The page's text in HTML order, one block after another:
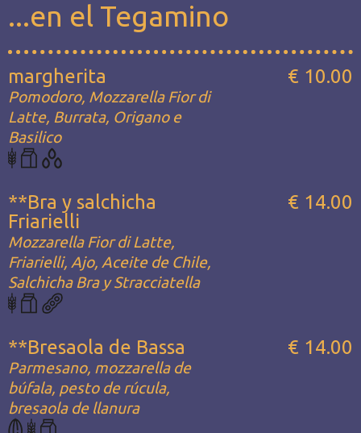
...en el Tegamino
margherita
Pomodoro, Mozzarella Fior di
Latte, Burrata, Origano e
Basilico
€ 10.00
**Bra y salchicha
Friarielli
Mozzarella Fior di Latte,
Friarielli, Ajo, Aceite de Chile,
Salchicha Bra y Stracciatella
€ 14.00
**Bresaola de Bassa
Parmesano, mozzarella de
búfala, pesto de rúcula,
bresaola de llanura
€ 14.00